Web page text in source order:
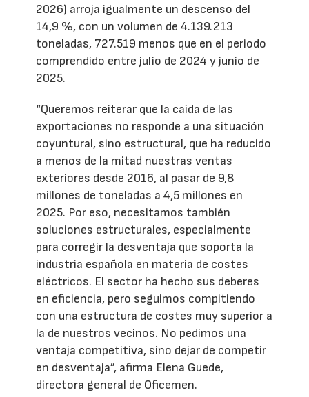
2026) arroja igualmente un descenso del
14,9 %, con un volumen de 4.139.213
toneladas, 727.519 menos que en el periodo
comprendido entre julio de 2024 y junio de
2025.
“Queremos reiterar que la caída de las
exportaciones no responde a una situación
coyuntural, sino estructural, que ha reducido
a menos de la mitad nuestras ventas
exteriores desde 2016, al pasar de 9,8
millones de toneladas a 4,5 millones en
2025. Por eso, necesitamos también
soluciones estructurales, especialmente
para corregir la desventaja que soporta la
industria española en materia de costes
eléctricos. El sector ha hecho sus deberes
en eficiencia, pero seguimos compitiendo
con una estructura de costes muy superior a
la de nuestros vecinos. No pedimos una
ventaja competitiva, sino dejar de competir
en desventaja”, afirma Elena Guede,
directora general de Oficemen.